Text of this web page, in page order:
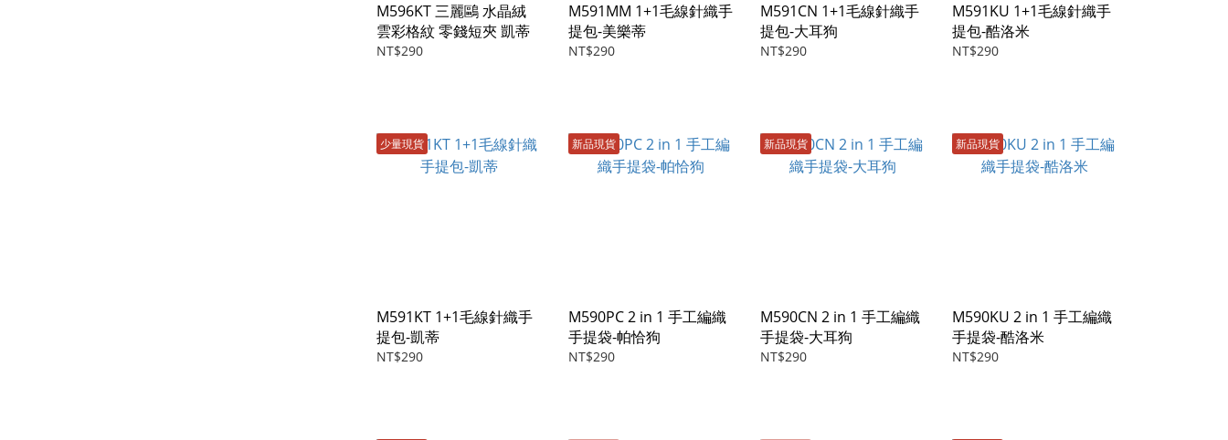
M596KT 三麗鷗 水晶絨
雲彩格紋 零錢短夾 凱蒂
NT$290
M591MM 1+1毛線針織手
提包-美樂蒂
NT$290
M591CN 1+1毛線針織手
提包-大耳狗
NT$290
M591KU 1+1毛線針織手
提包-酷洛米
NT$290
少量現貨
M591KT 1+1毛線針織手
提包-凱蒂
NT$290
新品現貨
M590PC 2 in 1 手工編織
手提袋-帕恰狗
NT$290
新品現貨
M590CN 2 in 1 手工編織
手提袋-大耳狗
NT$290
新品現貨
M590KU 2 in 1 手工編織
手提袋-酷洛米
NT$290